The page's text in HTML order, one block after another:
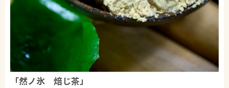
「然ノ氷 焙じ茶」